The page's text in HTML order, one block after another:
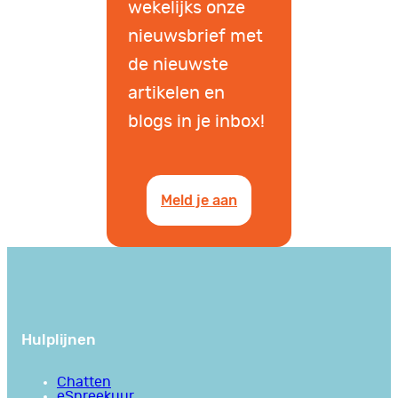
wekelijks onze
nieuwsbrief met
de nieuwste
artikelen en
blogs in je inbox!
Meld je aan
Hulplijnen
Chatten